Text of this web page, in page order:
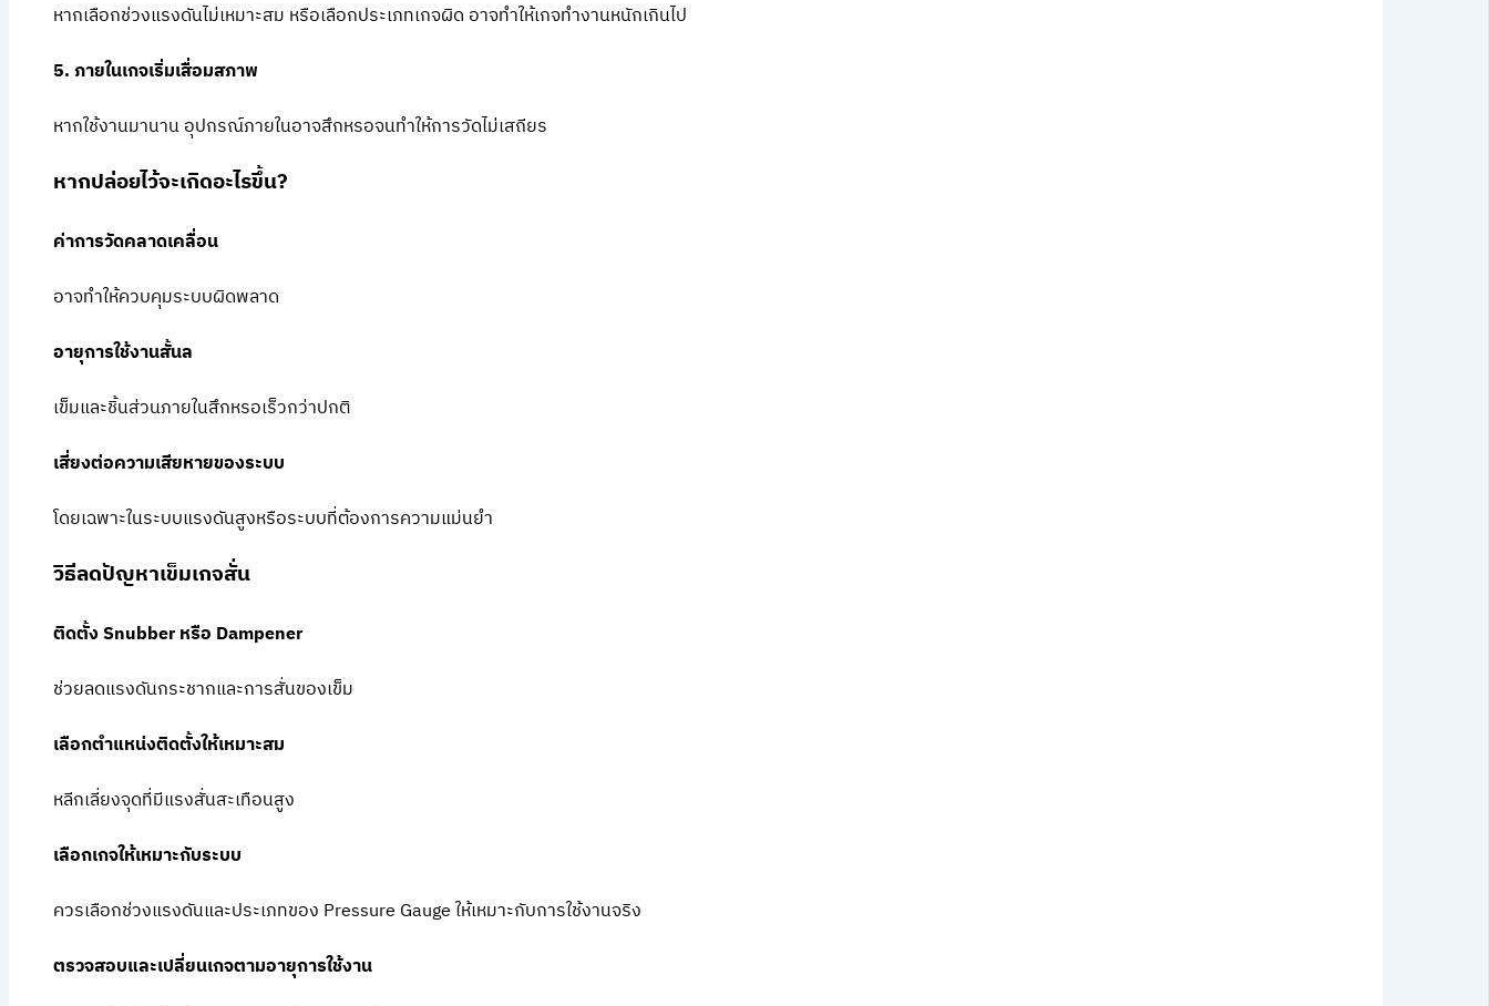
หากเลือกช่วงแรงดันไม่เหมาะสม หรือเลือกประเภทเกจผิด อาจทำให้เกจทำงานหนักเกินไป
5. ภายในเกจเริ่มเสื่อมสภาพ
หากใช้งานมานาน อุปกรณ์ภายในอาจสึกหรอจนทำให้การวัดไม่เสถียร
หากปล่อยไว้จะเกิดอะไรขึ้น?
ค่าการวัดคลาดเคลื่อน
อาจทำให้ควบคุมระบบผิดพลาด
อายุการใช้งานสั้นล
เข็มและชิ้นส่วนภายในสึกหรอเร็วกว่าปกติ
เสี่ยงต่อความเสียหายของระบบ
โดยเฉพาะในระบบแรงดันสูงหรือระบบที่ต้องการความแม่นยำ
วิธีลดปัญหาเข็มเกจสั่น
ติดตั้ง Snubber หรือ Dampener
ช่วยลดแรงดันกระชากและการสั่นของเข็ม
เลือกตำแหน่งติดตั้งให้เหมาะสม
หลีกเลี่ยงจุดที่มีแรงสั่นสะเทือนสูง
เลือกเกจให้เหมาะกับระบบ
ควรเลือกช่วงแรงดันและประเภทของ Pressure Gauge ให้เหมาะกับการใช้งานจริง
ตรวจสอบและเปลี่ยนเกจตามอายุการใช้งาน